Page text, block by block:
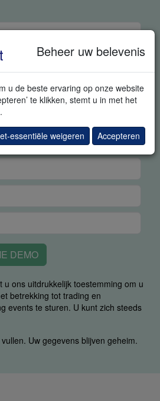
Beheer uw belevenis
u de beste ervaring op onze website
te klikken, stemt u in met het
essentiële weigeren Accepteren
DEMO
u ons uitdrukkelijk toestemming om u
betrekking tot trading en
events te sturen. U kunt zich steeds
Uw gegevens blijven geheim.